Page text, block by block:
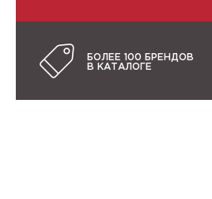
БОЛЕЕ 100 БРЕНДОВ
В КАТАЛОГЕ